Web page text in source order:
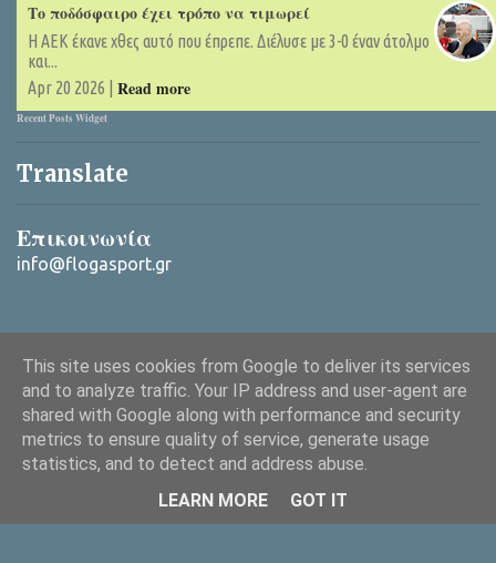
Το ποδόσφαιρο έχει τρόπο να τιμωρεί
Η ΑΕΚ έκανε χθες αυτό που έπρεπε. Διέλυσε με 3-0 έναν άτολμο
και...
Apr 20 2026 | Read more
Recent Posts Widget
Translate
Επικοινωνία
info@flogasport.gr
Από το Blogger
Copyright © 2025 ΦλόγαSport (flogasport.gr), All rights reserved
This site uses cookies from Google to deliver its services
and to analyze traffic. Your IP address and user-agent are
shared with Google along with performance and security
metrics to ensure quality of service, generate usage
statistics, and to detect and address abuse.
LEARN MORE
GOT IT